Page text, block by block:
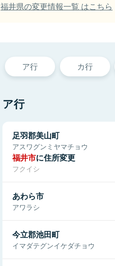
福井県の変更情報一覧 はこちら
ア行 カ行
ア行
足羽郡美山町
アスワグンミヤマチョウ
福井市に住所変更
フクイシ
あわら市
アワラシ
今立郡池田町
イマダテグンイケダチョウ